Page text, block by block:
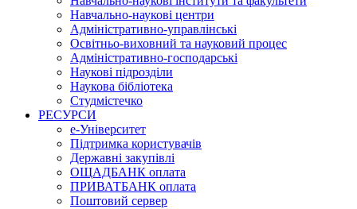
Навчально-наукові центри
Адміністративно-управлінські
Освітньо-виховний та науковий процес
Адміністративно-господарські
Наукові підрозділи
Наукова бібліотека
Студмістечко
РЕСУРСИ
е-Університет
Підтримка користувачів
Державні закупівлі
ОЩАДБАНК оплата
ПРИВАТБАНК оплата
Поштовий сервер